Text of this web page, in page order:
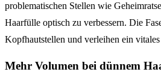
problematischen Stellen wie
Haarfülle optisch zu verbessern. Die
Kopfhautstellen und verleihen ein
Mehr Volumen bei dünnem